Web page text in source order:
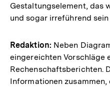
Gestaltungselement, das
und sogar irreführend
Redaktion: Neben
eingereichten Vorschläge
Rechenschaftsberichten.
Informationen